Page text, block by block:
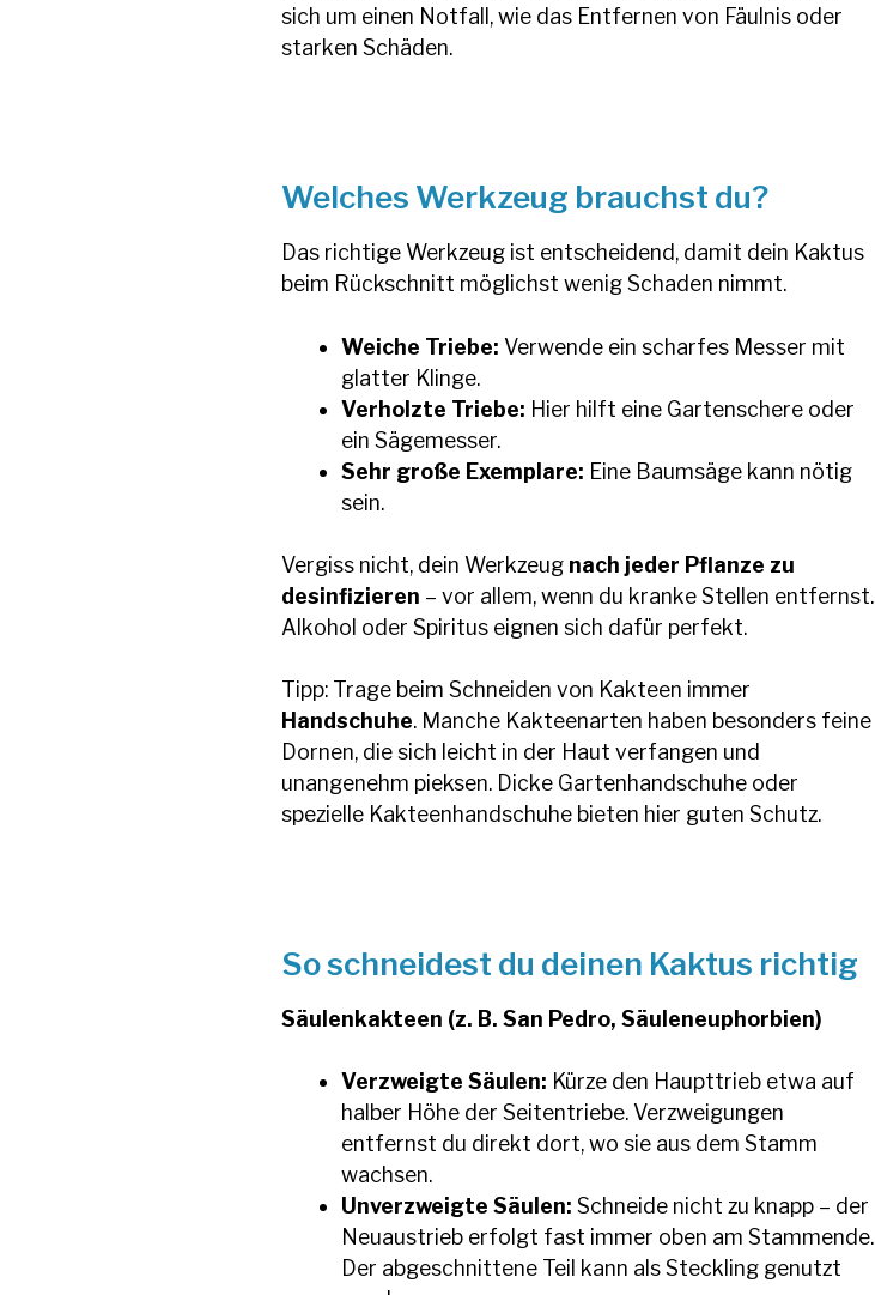
sich um einen Notfall, wie das Entfernen von Fäulnis oder
starken Schäden.
Welches Werkzeug brauchst du?
Das richtige Werkzeug ist entscheidend, damit dein Kaktus
beim Rückschnitt möglichst wenig Schaden nimmt.
Weiche Triebe: Verwende ein scharfes Messer mit
glatter Klinge.
Verholzte Triebe: Hier hilft eine Gartenschere oder
ein Sägemesser.
Sehr große Exemplare: Eine Baumsäge kann nötig
sein.
Vergiss nicht, dein Werkzeug nach jeder Pflanze zu
desinfizieren – vor allem, wenn du kranke Stellen entfernst.
Alkohol oder Spiritus eignen sich dafür perfekt.
Tipp: Trage beim Schneiden von Kakteen immer
Handschuhe. Manche Kakteenarten haben besonders feine
Dornen, die sich leicht in der Haut verfangen und
unangenehm pieksen. Dicke Gartenhandschuhe oder
spezielle Kakteenhandschuhe bieten hier guten Schutz.
So schneidest du deinen Kaktus richtig
Säulenkakteen (z. B. San Pedro, Säuleneuphorbien)
Verzweigte Säulen: Kürze den Haupttrieb etwa auf
halber Höhe der Seitentriebe. Verzweigungen
entfernst du direkt dort, wo sie aus dem Stamm
wachsen.
Unverzweigte Säulen: Schneide nicht zu knapp – der
Neuaustrieb erfolgt fast immer oben am Stammende.
Der abgeschnittene Teil kann als Steckling genutzt